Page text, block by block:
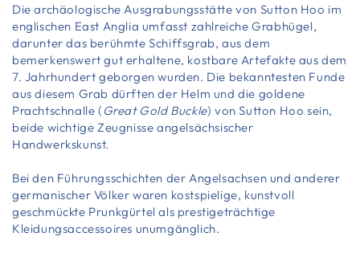
Die archäologische Ausgrabungsstätte von Sutton Hoo im
englischen East Anglia umfasst zahlreiche Grabhügel,
darunter das berühmte Schiffsgrab, aus dem
bemerkenswert gut erhaltene, kostbare Artefakte aus dem
7. Jahrhundert geborgen wurden. Die bekanntesten Funde
aus diesem Grab dürften der Helm und die goldene
Prachtschnalle ( Great Gold Buckle) von Sutton Hoo sein,
beide wichtige Zeugnisse angelsächsischer
Handwerkskunst.
Bei den Führungsschichten der Angelsachsen und anderer
germanischer Völker waren kostspielige, kunstvoll
geschmückte Prunkgürtel als prestigeträchtige
Kleidungsaccessoires unumgänglich.